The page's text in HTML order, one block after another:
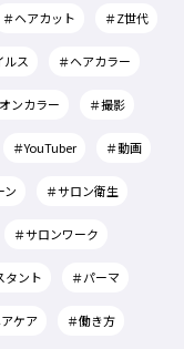
＃ヘアカット ＃Z世代
ルス ＃ヘアカラー
ンカラー ＃撮影
＃YouTuber ＃動画
ン ＃サロン衛生
＃サロンワーク
タント ＃パーマ
ケア ＃働き方